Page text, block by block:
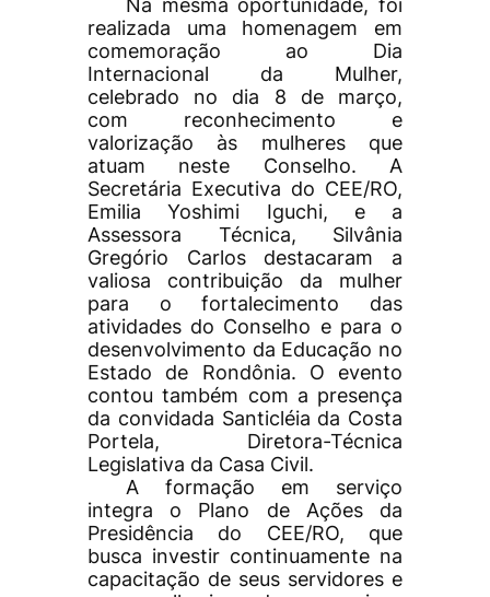
Na mesma oportunidade, foi
realizada uma homenagem em
comemoração ao Dia
Internacional da Mulher,
celebrado no dia 8 de março,
com reconhecimento e
valorização às mulheres que
atuam neste Conselho. A
Secretária Executiva do CEE/RO,
Emilia Yoshimi Iguchi, e a
Assessora Técnica, Silvânia
Gregório Carlos destacaram a
valiosa contribuição da mulher
para o fortalecimento das
atividades do Conselho e para o
desenvolvimento da Educação no
Estado de Rondônia. O evento
contou também com a presença
da convidada Santicléia da Costa
Portela, Diretora-Técnica
Legislativa da Casa Civil.
A formação em serviço
integra o Plano de Ações da
Presidência do CEE/RO, que
busca investir continuamente na
capacitação de seus servidores e